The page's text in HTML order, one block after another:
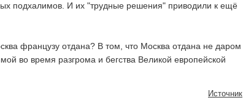
подхалимов. И их "трудные решения" приводили к ещё
французу отдана? В том, что Москва отдана не даром
во время разгрома и бегства Великой европейской
Источник